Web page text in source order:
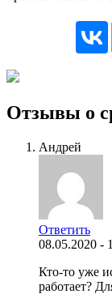
Отзывы о
Андрей
Ответить
08.05.2020 -
Кто-то уже
работает?